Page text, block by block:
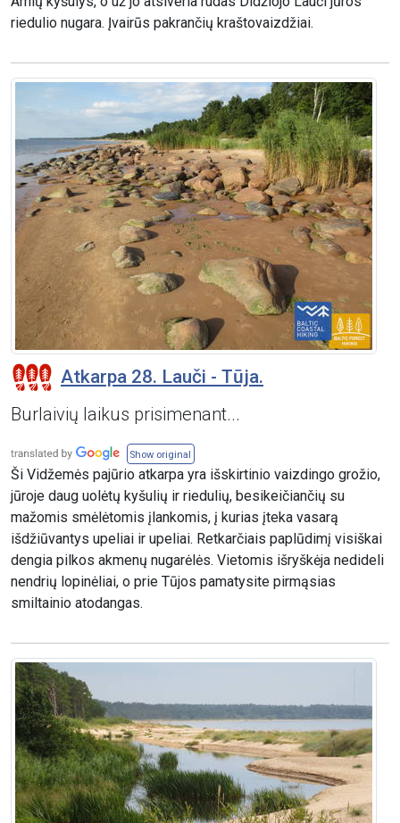
riedulio nugara. Įvairūs pakrančių kraštovaizdžiai.
Atkarpa 28. Lauči - Tūja.
Burlaivių laikus prisimenant...
Show original
Ši Vidžemės pajūrio atkarpa yra išskirtinio vaizdingo grožio,
jūroje daug uolėtų kyšulių ir riedulių, besikeičiančių su
mažomis smėlėtomis įlankomis, į kurias įteka vasarą
išdžiūvantys upeliai ir upeliai. Retkarčiais paplūdimį visiškai
dengia pilkos akmenų nugarėlės. Vietomis išryškėja nedideli
nendrių lopinėliai, o prie Tūjos pamatysite pirmąsias
smiltainio atodangas.